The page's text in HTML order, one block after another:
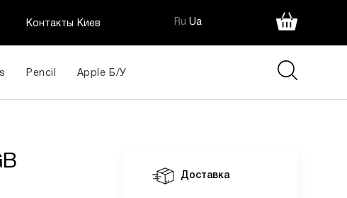
Контакты Киев Ru Ua
Pencil Apple Б/У
Доставка